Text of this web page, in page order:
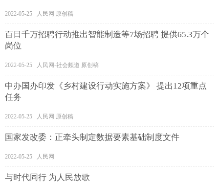
2022-05-25 人民网 原创稿
百日千万招聘行动推出智能制造等7场招聘 提供65.3万个
岗位
2022-05-25 人民网-社会频道 原创稿
中办国办印发《乡村建设行动实施方案》 提出12项重点
任务
2022-05-25 人民网 原创稿
国家发改委：正牵头制定数据要素基础制度文件
2022-05-25 人民网
与时代同行 为人民放歌